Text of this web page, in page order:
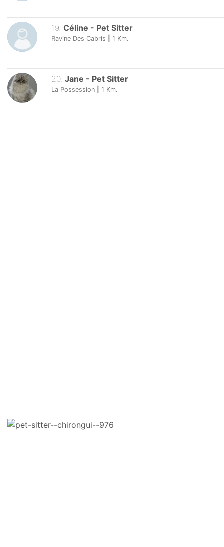
19. Céline - Pet Sitter
Ravine Des Cabris 1 Km.
20. Jane - Pet Sitter
La Possession 1 Km.